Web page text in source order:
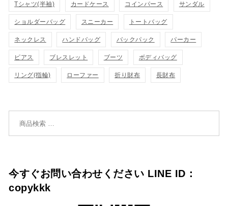
Tシャツ(半袖) カードケース コインパース サンダル
ショルダーバッグ スニーカー トートバッグ
ネックレス ハンドバッグ バックパック パーカー
ピアス ブレスレット ブーツ ボディバッグ
リング(指輪) ローファー 折り財布 長財布
今すぐお問い合わせください LINE ID：
copykkk